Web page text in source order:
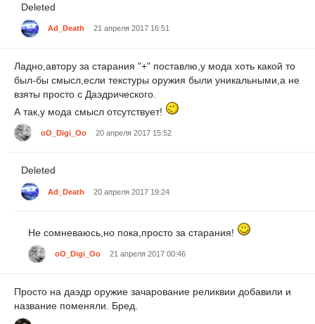
Deleted
Ad_Death 21 апреля 2017 16:51
Ладно,автору за старания "+" поставлю,у мода хоть какой то
был-бы смысл,если текстуры оружия были уникальными,а не
взяты просто с Даэдрического.
А так,у мода смысл отсутствует!
oO_Digi_Oo 20 апреля 2017 15:52
Deleted
Ad_Death 20 апреля 2017 19:24
Не сомневаюсь,но пока,просто за старания!
oO_Digi_Oo 21 апреля 2017 00:46
Просто на даэдр оружие зачарование реликвии добавили и
название поменяли. Бред.